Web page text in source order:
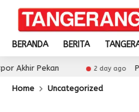
BERANDA BERITA
2 day ago Pemkot
Home Uncategorized